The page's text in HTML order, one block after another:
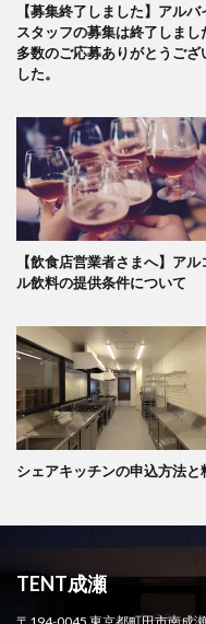
【募集終了しました】アルバ
スタッフの募集は終了しまし
多数のご応募ありがとうござ
した。
【飲食店営業者さまへ】アル
ル飲料の提供条件について
シェアキッチンの申込方法と
TENT成瀬